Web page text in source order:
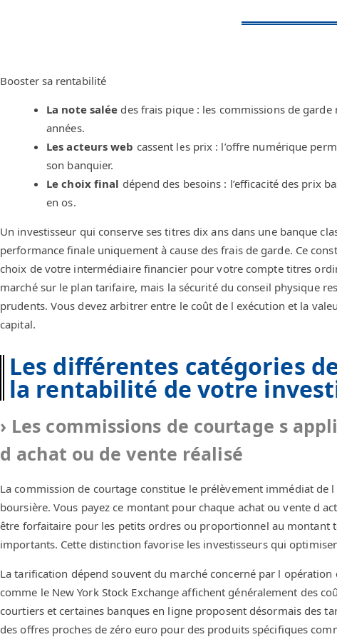
Booster sa rentabilité
La note salée des frais pique : les commissions de
années.
Les acteurs web cassent les prix : l’offre numérique
son banquier.
Le choix final dépend des besoins : l’efficacité des prix
en os.
Un investisseur qui conserve ses titres dix ans dans une banque
performance finale uniquement à cause des frais de garde. Ce
choix de votre intermédiaire financier pour votre compte titres
marché sur le plan tarifaire, mais la sécurité du conseil physique
prudents. Vous devez arbitrer entre le coût de l exécution et la
capital.
Les différentes catégories
la rentabilité de votre
Les commissions de courtage s
d achat ou de vente réalisé
La commission de courtage constitue le prélèvement immédiat de
boursière. Vous payez ce montant pour chaque achat ou vente d
être forfaitaire pour les petits ordres ou proportionnel au montant
importants. Cette distinction favorise les investisseurs qui
La tarification dépend souvent du marché concerné par l opération
comme le New York Stock Exchange affichent généralement des
courtiers et certaines banques en ligne proposent désormais des
des offres proches de zéro euro pour des produits spécifiques